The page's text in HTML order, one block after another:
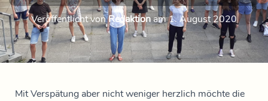
Veröffentlicht vonRedaktionam1. August 2020
Mit Verspätung aber nicht weniger herzlich möchte die